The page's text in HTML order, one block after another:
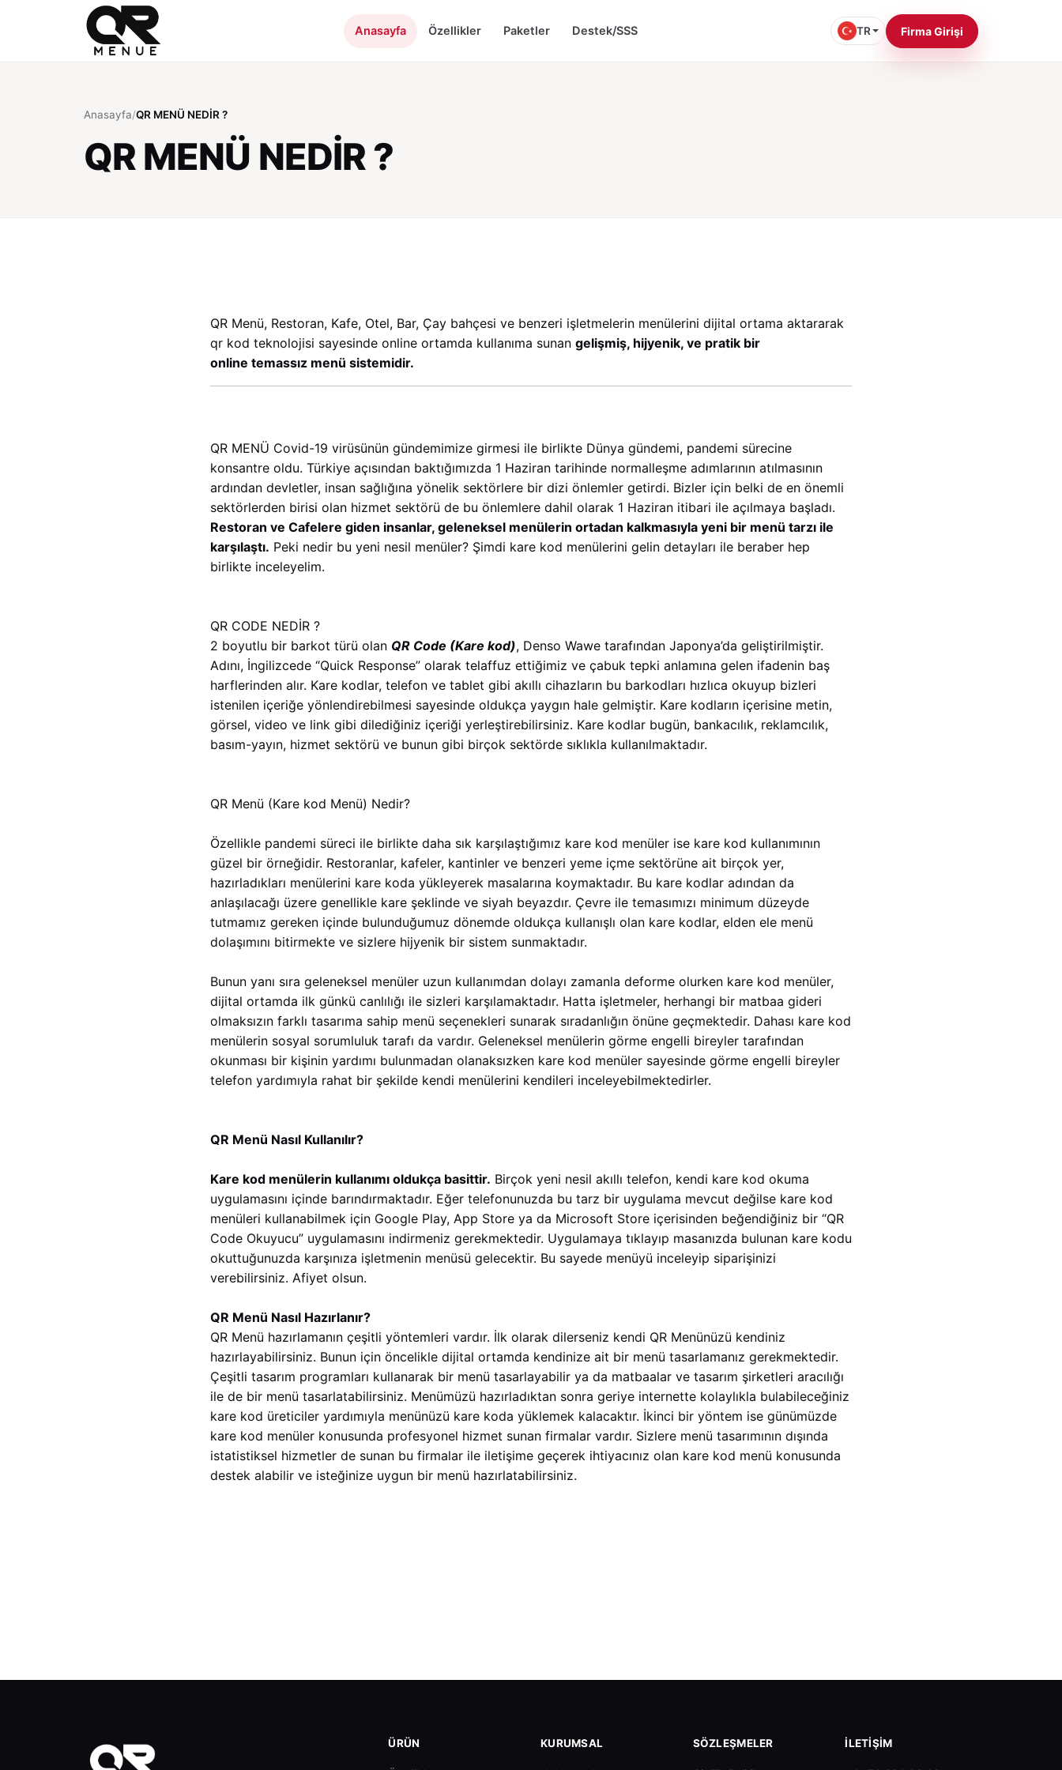
Anasayfa Özellikler Paketler Destek/SSS TR Firma Girişi
Anasayfa/QR MENÜ NEDİR ?
QR MENÜ NEDİR ?
QR Menü, Restoran, Kafe, Otel, Bar, Çay bahçesi ve benzeri işletmelerin menülerini dijital ortama aktararak
qr kod teknolojisi sayesinde online ortamda kullanıma sunan gelişmiş, hijyenik, ve pratik bir
online temassız menü sistemidir.
QR MENÜ Covid-19 virüsünün gündemimize girmesi ile birlikte Dünya gündemi, pandemi sürecine
konsantre oldu. Türkiye açısından baktığımızda 1 Haziran tarihinde normalleşme adımlarının atılmasının
ardından devletler, insan sağlığına yönelik sektörlere bir dizi önlemler getirdi. Bizler için belki de en önemli
sektörlerden birisi olan hizmet sektörü de bu önlemlere dahil olarak 1 Haziran itibari ile açılmaya başladı.
Restoran ve Cafelere giden insanlar, geleneksel menülerin ortadan kalkmasıyla yeni bir menü tarzı ile
karşılaştı. Peki nedir bu yeni nesil menüler? Şimdi kare kod menülerini gelin detayları ile beraber hep
birlikte inceleyelim.
QR CODE NEDİR ?
2 boyutlu bir barkot türü olan QR Code (Kare kod), Denso Wawe tarafından Japonya’da geliştirilmiştir.
Adını, İngilizcede “Quick Response” olarak telaffuz ettiğimiz ve çabuk tepki anlamına gelen ifadenin baş
harflerinden alır. Kare kodlar, telefon ve tablet gibi akıllı cihazların bu barkodları hızlıca okuyup bizleri
istenilen içeriğe yönlendirebilmesi sayesinde oldukça yaygın hale gelmiştir. Kare kodların içerisine metin,
görsel, video ve link gibi dilediğiniz içeriği yerleştirebilirsiniz. Kare kodlar bugün, bankacılık, reklamcılık,
basım-yayın, hizmet sektörü ve bunun gibi birçok sektörde sıklıkla kullanılmaktadır.
QR Menü (Kare kod Menü) Nedir?
Özellikle pandemi süreci ile birlikte daha sık karşılaştığımız kare kod menüler ise kare kod kullanımının
güzel bir örneğidir. Restoranlar, kafeler, kantinler ve benzeri yeme içme sektörüne ait birçok yer,
hazırladıkları menülerini kare koda yükleyerek masalarına koymaktadır. Bu kare kodlar adından da
anlaşılacağı üzere genellikle kare şeklinde ve siyah beyazdır. Çevre ile temasımızı minimum düzeyde
tutmamız gereken içinde bulunduğumuz dönemde oldukça kullanışlı olan kare kodlar, elden ele menü
dolaşımını bitirmekte ve sizlere hijyenik bir sistem sunmaktadır.
Bunun yanı sıra geleneksel menüler uzun kullanımdan dolayı zamanla deforme olurken kare kod menüler,
dijital ortamda ilk günkü canlılığı ile sizleri karşılamaktadır. Hatta işletmeler, herhangi bir matbaa gideri
olmaksızın farklı tasarıma sahip menü seçenekleri sunarak sıradanlığın önüne geçmektedir. Dahası kare kod
menülerin sosyal sorumluluk tarafı da vardır. Geleneksel menülerin görme engelli bireyler tarafından
okunması bir kişinin yardımı bulunmadan olanaksızken kare kod menüler sayesinde görme engelli bireyler
telefon yardımıyla rahat bir şekilde kendi menülerini kendileri inceleyebilmektedirler.
QR Menü Nasıl Kullanılır?
Kare kod menülerin kullanımı oldukça basittir. Birçok yeni nesil akıllı telefon, kendi kare kod okuma
uygulamasını içinde barındırmaktadır. Eğer telefonunuzda bu tarz bir uygulama mevcut değilse kare kod
menüleri kullanabilmek için Google Play, App Store ya da Microsoft Store içerisinden beğendiğiniz bir “QR
Code Okuyucu” uygulamasını indirmeniz gerekmektedir. Uygulamaya tıklayıp masanızda bulunan kare kodu
okuttuğunuzda karşınıza işletmenin menüsü gelecektir. Bu sayede menüyü inceleyip siparişinizi
verebilirsiniz. Afiyet olsun.
QR Menü Nasıl Hazırlanır?
QR Menü hazırlamanın çeşitli yöntemleri vardır. İlk olarak dilerseniz kendi QR Menünüzü kendiniz
hazırlayabilirsiniz. Bunun için öncelikle dijital ortamda kendinize ait bir menü tasarlamanız gerekmektedir.
Çeşitli tasarım programları kullanarak bir menü tasarlayabilir ya da matbaalar ve tasarım şirketleri aracılığı
ile de bir menü tasarlatabilirsiniz. Menümüzü hazırladıktan sonra geriye internette kolaylıkla bulabileceğiniz
kare kod üreticiler yardımıyla menünüzü kare koda yüklemek kalacaktır. İkinci bir yöntem ise günümüzde
kare kod menüler konusunda profesyonel hizmet sunan firmalar vardır. Sizlere menü tasarımının dışında
istatistiksel hizmetler de sunan bu firmalar ile iletişime geçerek ihtiyacınız olan kare kod menü konusunda
destek alabilir ve isteğinize uygun bir menü hazırlatabilirsiniz.
ÜRÜN KURUMSAL SÖZLEŞMELER İLETIŞIM